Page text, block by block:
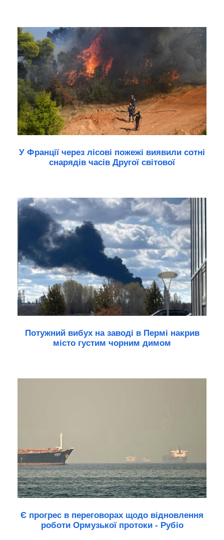
У Франції через лісові пожежі виявили сотні
снарядів часів Другої світової
Потужний вибух на заводі в Пермі накрив
місто густим чорним димом
Є прогрес в переговорах щодо відновлення
роботи Ормузької протоки - Рубіо